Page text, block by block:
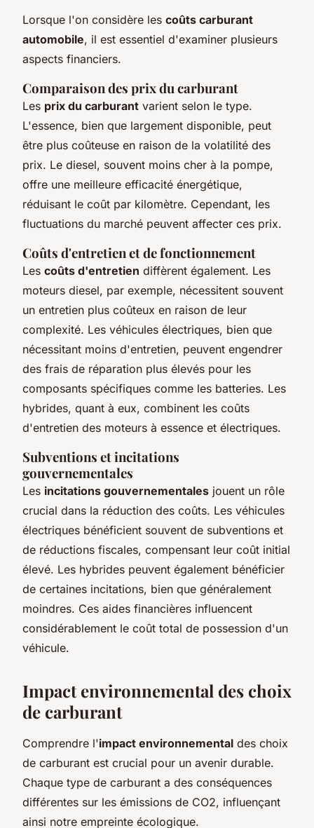
Lorsque l'on considère les coûts carburant
automobile, il est essentiel d'examiner plusieurs
aspects financiers.
Comparaison des prix du carburant
Les prix du carburant varient selon le type.
L'essence, bien que largement disponible, peut
être plus coûteuse en raison de la volatilité des
prix. Le diesel, souvent moins cher à la pompe,
offre une meilleure efficacité énergétique,
réduisant le coût par kilomètre. Cependant, les
fluctuations du marché peuvent affecter ces prix.
Coûts d'entretien et de fonctionnement
Les coûts d'entretien diffèrent également. Les
moteurs diesel, par exemple, nécessitent souvent
un entretien plus coûteux en raison de leur
complexité. Les véhicules électriques, bien que
nécessitant moins d'entretien, peuvent engendrer
des frais de réparation plus élevés pour les
composants spécifiques comme les batteries. Les
hybrides, quant à eux, combinent les coûts
d'entretien des moteurs à essence et électriques.
Subventions et incitations
gouvernementales
Les incitations gouvernementales jouent un rôle
crucial dans la réduction des coûts. Les véhicules
électriques bénéficient souvent de subventions et
de réductions fiscales, compensant leur coût initial
élevé. Les hybrides peuvent également bénéficier
de certaines incitations, bien que généralement
moindres. Ces aides financières influencent
considérablement le coût total de possession d'un
véhicule.
Impact environnemental des choix
de carburant
Comprendre l'impact environnemental des choix
de carburant est crucial pour un avenir durable.
Chaque type de carburant a des conséquences
différentes sur les émissions de CO2, influençant
ainsi notre empreinte écologique.